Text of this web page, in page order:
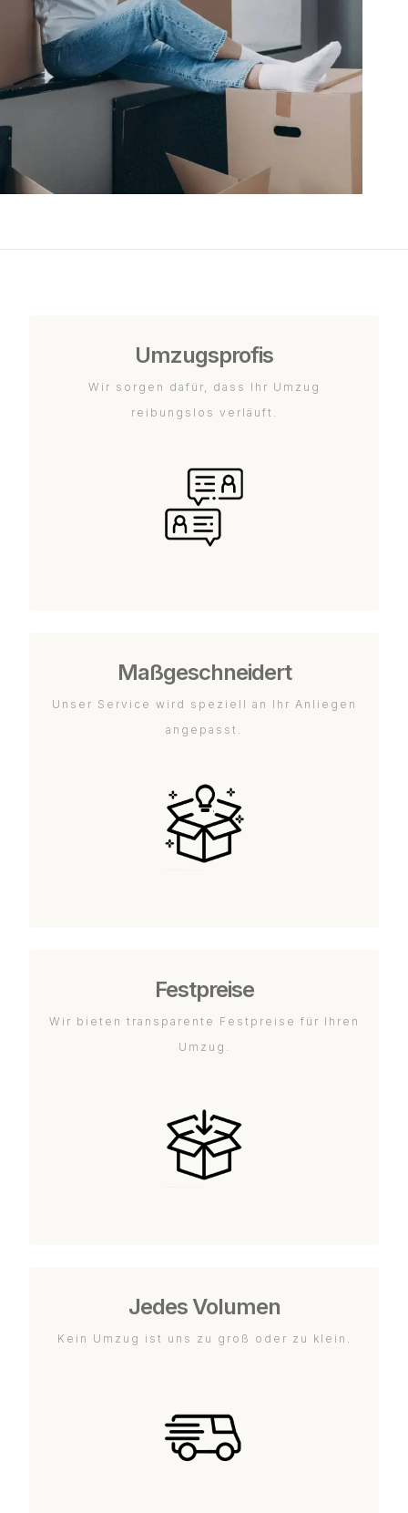
Umzugsprofis
Wir sorgen dafür, dass Ihr Umzug
reibungslos verläuft.
Maßgeschneidert
Unser Service wird speziell an Ihr Anliegen
angepasst.
Festpreise
Wir bieten transparente Festpreise für Ihren
Umzug.
Jedes Volumen
Kein Umzug ist uns zu groß oder zu klein.